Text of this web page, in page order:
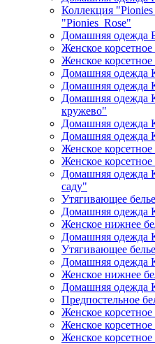
Коллекция
"Pionies_Rose"
Домашняя одежда
Женское
Женское
Домашняя одежда
Домашняя одежда
Домашняя одежда
кружево"
Домашняя одежда
Домашняя одежда
Женское
Женское
Домашняя одежда
саду"
Утягивающее
Домашняя одежда
Женское нижнее
Домашняя одежда
Утягивающее
Домашняя одежда
Женское нижнее
Домашняя одежда
Предпостельное
Женское
Женское корсетное
Женское